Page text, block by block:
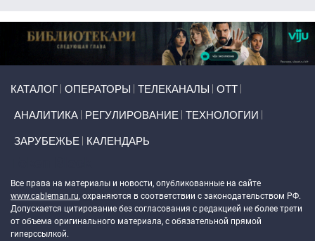
КАТАЛОГ ОПЕРАТОРЫ ТЕЛЕКАНАЛЫ ОТТ
АНАЛИТИКА РЕГУЛИРОВАНИЕ ТЕХНОЛОГИИ
ЗАРУБЕЖЬЕ КАЛЕНДАРЬ
Все права на материалы и новости, опубликованные на сайте
www.cableman.ru, охраняются в соответствии с законодательством РФ.
Допускается цитирование без согласования с редакцией не более трети
от объема оригинального материала, с обязательной прямой
гиперссылкой.